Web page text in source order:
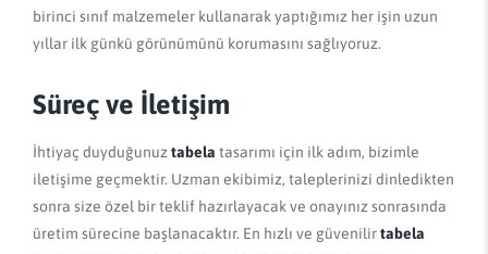
birinci sınıf malzemeler kullanarak yaptığımız her işin uzun
yıllar ilk günkü görünümünü korumasını sağlıyoruz.
Süreç ve İletişim
İhtiyaç duyduğunuztabela tasarımı için ilk adım, bizimle
iletişime geçmektir. Uzman ekibimiz, taleplerinizi dinledikten
sonra size özel bir teklif hazırlayacak ve onayınız sonrasında
üretim sürecine başlanacaktır. En hızlı ve güvenilirtabela